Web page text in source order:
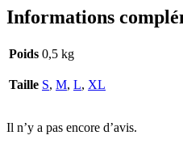
Informations
Poids 0,5 kg
Taille S, M, L, XL
Il n’y a pas encore d’avis.